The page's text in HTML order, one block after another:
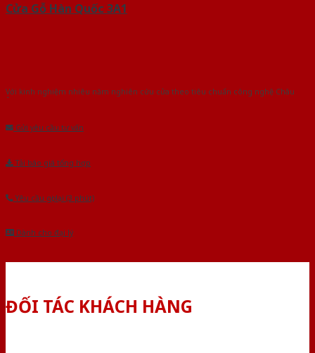
Cửa Gỗ Hàn Quốc 3A1
Với kinh nghiệm nhiêu năm nghiên cứu cửa theo tiêu chuẩn công nghệ Châu
Gửi yêu cầu tư vấn
Tải báo giá tổng hợp
Yêu cầu gọi lại (3 phút)
Dành cho đại lý
ĐỐI TÁC KHÁCH HÀNG